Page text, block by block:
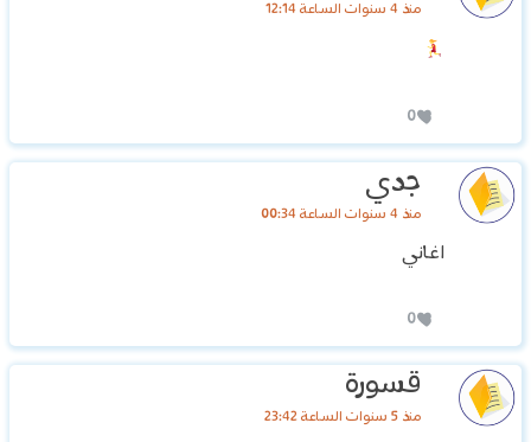
منذ 4 سنوات الساعة 12:14
0
جدي
منذ 4 سنوات الساعة 00:34
اغاني
0
قسورة
منذ 5 سنوات الساعة 23:42